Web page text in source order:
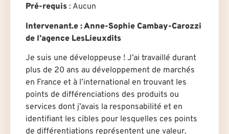
Pré-requis : Aucun
Intervenant.e : Anne-Sophie Cambay-Carozzi
de l’agence LesLieuxdits
Je suis une développeuse ! J’ai travaillé durant
plus de 20 ans au développement de marchés
en France et à l’international en trouvant les
points de différenciations des produits ou
services dont j’avais la responsabilité et en
identifiant les cibles pour lesquelles ces points
de différentiations représentent une valeur.